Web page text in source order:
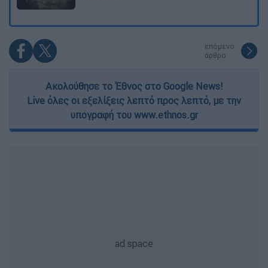
επόμενο
άρθρο
Ακολούθησε το Έθνος στο Google News!
Live όλες οι εξελίξεις λεπτό προς λεπτό, με την
υπογραφή του www.ethnos.gr